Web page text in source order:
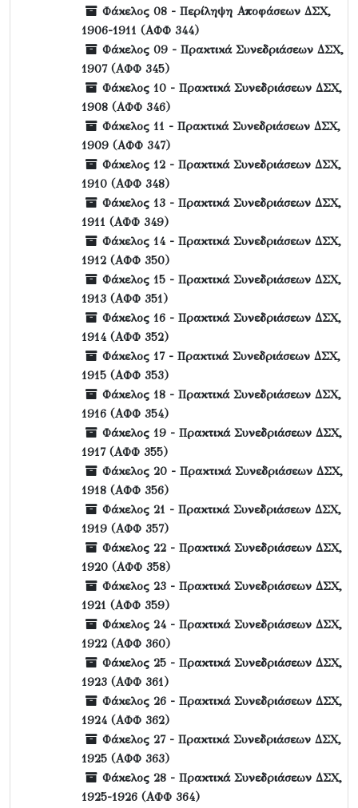
Φάκελος 08 - Περίληψη Αποφάσεων ΔΣΧ,
1906-1911 (ΑΦΦ 344)
Φάκελος 09 - Πρακτικά Συνεδριάσεων ΔΣΧ,
1907 (ΑΦΦ 345)
Φάκελος 10 - Πρακτικά Συνεδριάσεων ΔΣΧ,
1908 (ΑΦΦ 346)
Φάκελος 11 - Πρακτικά Συνεδριάσεων ΔΣΧ,
1909 (ΑΦΦ 347)
Φάκελος 12 - Πρακτικά Συνεδριάσεων ΔΣΧ,
1910 (ΑΦΦ 348)
Φάκελος 13 - Πρακτικά Συνεδριάσεων ΔΣΧ,
1911 (ΑΦΦ 349)
Φάκελος 14 - Πρακτικά Συνεδριάσεων ΔΣΧ,
1912 (ΑΦΦ 350)
Φάκελος 15 - Πρακτικά Συνεδριάσεων ΔΣΧ,
1913 (ΑΦΦ 351)
Φάκελος 16 - Πρακτικά Συνεδριάσεων ΔΣΧ,
1914 (ΑΦΦ 352)
Φάκελος 17 - Πρακτικά Συνεδριάσεων ΔΣΧ,
1915 (ΑΦΦ 353)
Φάκελος 18 - Πρακτικά Συνεδριάσεων ΔΣΧ,
1916 (ΑΦΦ 354)
Φάκελος 19 - Πρακτικά Συνεδριάσεων ΔΣΧ,
1917 (ΑΦΦ 355)
Φάκελος 20 - Πρακτικά Συνεδριάσεων ΔΣΧ,
1918 (ΑΦΦ 356)
Φάκελος 21 - Πρακτικά Συνεδριάσεων ΔΣΧ,
1919 (ΑΦΦ 357)
Φάκελος 22 - Πρακτικά Συνεδριάσεων ΔΣΧ,
1920 (ΑΦΦ 358)
Φάκελος 23 - Πρακτικά Συνεδριάσεων ΔΣΧ,
1921 (ΑΦΦ 359)
Φάκελος 24 - Πρακτικά Συνεδριάσεων ΔΣΧ,
1922 (ΑΦΦ 360)
Φάκελος 25 - Πρακτικά Συνεδριάσεων ΔΣΧ,
1923 (ΑΦΦ 361)
Φάκελος 26 - Πρακτικά Συνεδριάσεων ΔΣΧ,
1924 (ΑΦΦ 362)
Φάκελος 27 - Πρακτικά Συνεδριάσεων ΔΣΧ,
1925 (ΑΦΦ 363)
Φάκελος 28 - Πρακτικά Συνεδριάσεων ΔΣΧ,
1925-1926 (ΑΦΦ 364)